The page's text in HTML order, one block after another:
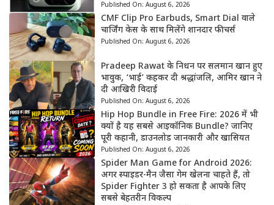
Published On: August 6, 2026
CMF Clip Pro Earbuds, Smart Dial वाले
चार्जिंग केस के साथ मिलेंगे शानदार फीचर्स
Published On: August 6, 2026
Pradeep Rawat के निधन पर सलमान खान हुए
भावुक, ‘भाई’ कहकर दी श्रद्धांजलि, आमिर खान ने
दी आखिरी विदाई
Published On: August 6, 2026
Hip Hop Bundle in Free Fire: 2026 में भी
क्यों है यह सबसे आइकॉनिक Bundle? जानिए
पूरी कहानी, डाउनलोड जानकारी और खासियत
Published On: August 6, 2026
Spider Man Game for Android 2026:
अगर स्पाइडर-मैन जैसा गेम खेलना चाहते हैं, तो
Spider Fighter 3 हो सकता है आपके लिए
सबसे बेहतरीन विकल्प